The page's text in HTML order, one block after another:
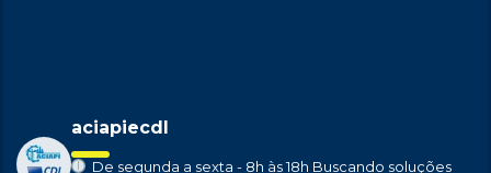
aciapiecdl
De segunda a sexta - 8h às 18h Buscando soluções